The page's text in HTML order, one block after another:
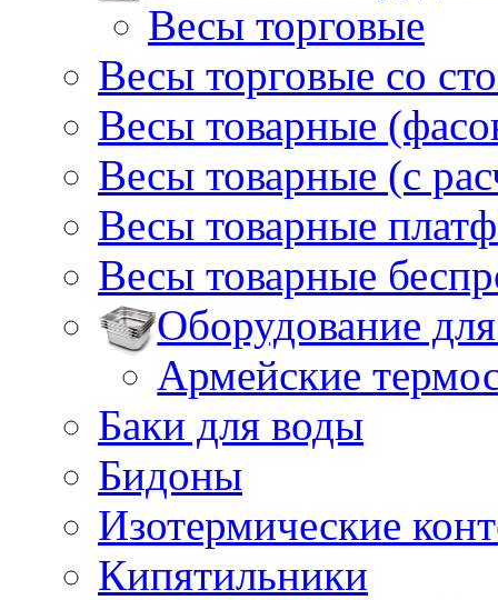
Весы торговые
Весы торговые со
Весы товарные
Весы товарные (с
Весы товарные
Весы товарные
Оборудование
Армейские
Баки для воды
Бидоны
Изотермические
Кипятильники